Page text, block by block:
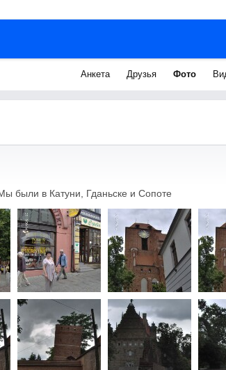
Анкета Друзья Фото
были в Катуни, Гданьске и Сопоте